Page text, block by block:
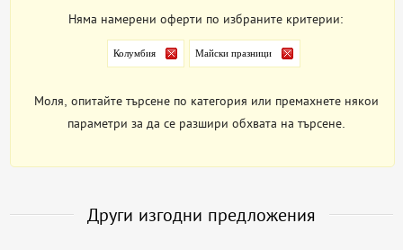
Няма намерени оферти по избраните критерии:
Колумбия Майски празници
Моля, опитайте търсене по категория или премахнете някои
параметри за да се разшири обхвата на търсене.
Други изгодни предложения